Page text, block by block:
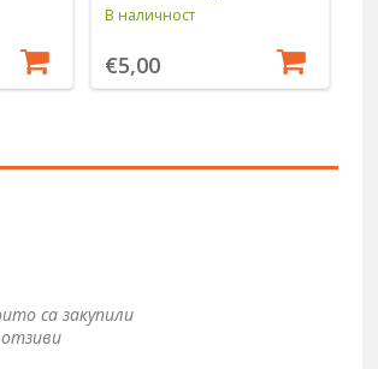
В наличност
€5,00
са закупили